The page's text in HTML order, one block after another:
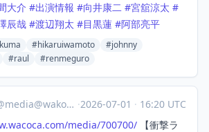
大介 #出演情報 #向井康二 #宮舘涼太 #
辰哉 #渡辺翔太 #目黒蓮 #阿部亮平
#hikaruiwamoto
#johnny
#raul #renmeguro
media@wakoka.com ·2026-07-01 · 16:20 UTC
wacoca.com/media/700700/ 【衝撃ラ